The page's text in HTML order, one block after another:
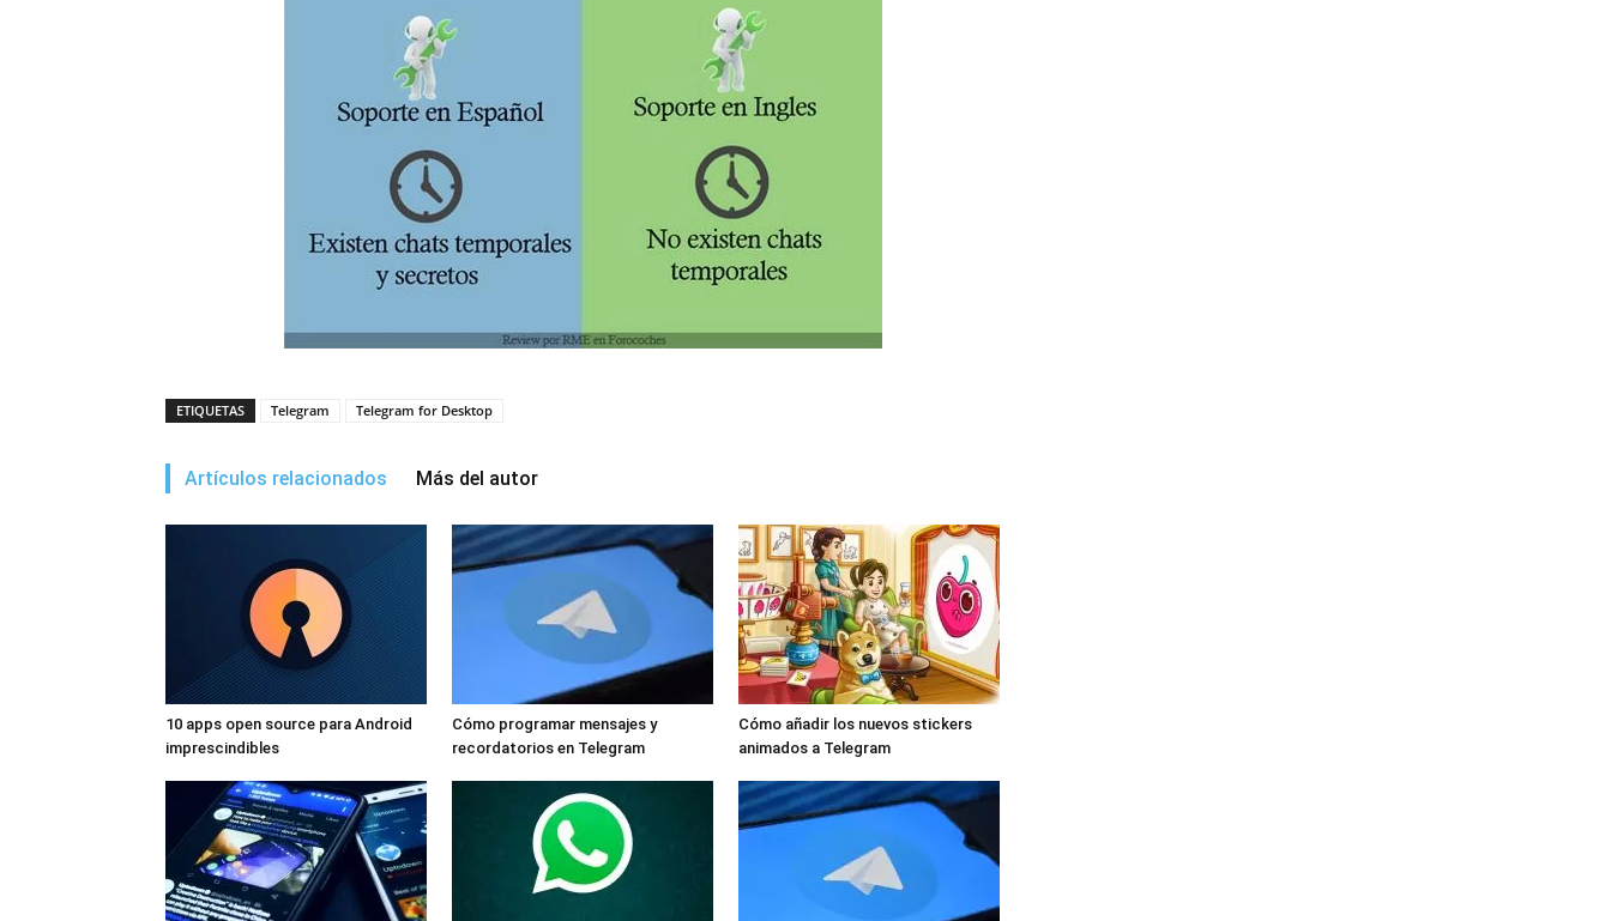
ETIQUETAS Telegram Telegram for Desktop
Artículos relacionados Más del autor
10 apps open source para Android
imprescindibles
Cómo programar mensajes y
recordatorios en Telegram
Cómo añadir los nuevos stickers
animados a Telegram